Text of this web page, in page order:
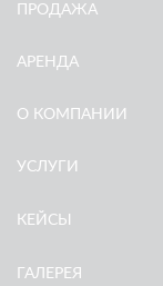
ПРОДАЖА
АРЕНДА
О КОМПАНИИ
УСЛУГИ
КЕЙСЫ
ГАЛЕРЕЯ